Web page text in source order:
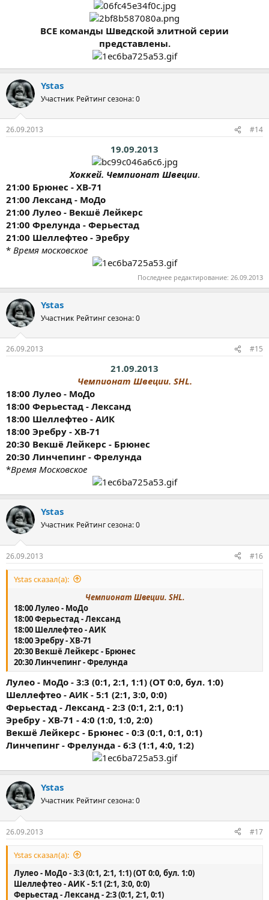
ВСЕ команды Шведской элитной серии
представлены.
Ystas
Участник Рейтинг сезона: 0
26.09.2013 #14
19.09.2013
Хоккей. Чемпионат Швеции.​
21:00 Брюнес - ХВ-71
21:00 Лександ - МоДо
21:00 Лулео - Векшё Лейкерс
21:00 Фрелунда - Ферьестад
21:00 Шеллефтео - Эребру
* Время московское
Последнее редактирование: 26.09.2013
Ystas
Участник Рейтинг сезона: 0
26.09.2013 #15
21.09.2013
Чемпионат Швеции. SHL.
18:00 Лулео - МоДо
18:00 Ферьестад - Лександ
18:00 Шеллефтео - АИК
18:00 Эребру - ХВ-71
20:30 Векшё Лейкерс - Брюнес
20:30 Линчепинг - Фрелунда
*Время Московское
Ystas
Участник Рейтинг сезона: 0
26.09.2013 #16
Ystas сказал(а):
Чемпионат Швеции. SHL.
18:00 Лулео - МоДо
18:00 Ферьестад - Лександ
18:00 Шеллефтео - АИК
18:00 Эребру - ХВ-71
20:30 Векшё Лейкерс - Брюнес
20:30 Линчепинг - Фрелунда
Лулео - МоДо - 3:3 (0:1, 2:1, 1:1) (ОТ 0:0, бул. 1:0)
Шеллефтео - АИК - 5:1 (2:1, 3:0, 0:0)
Ферьестад - Лександ - 2:3 (0:1, 2:1, 0:1)
Эребру - ХВ-71 - 4:0 (1:0, 1:0, 2:0)
Векшё Лейкерс - Брюнес - 0:3 (0:1, 0:1, 0:1)
Линчепинг - Фрелунда - 6:3 (1:1, 4:0, 1:2)
Ystas
Участник Рейтинг сезона: 0
26.09.2013 #17
Ystas сказал(а):
Лулео - МоДо - 3:3 (0:1, 2:1, 1:1) (ОТ 0:0, бул. 1:0)
Шеллефтео - АИК - 5:1 (2:1, 3:0, 0:0)
Ферьестад - Лександ - 2:3 (0:1, 2:1, 0:1)